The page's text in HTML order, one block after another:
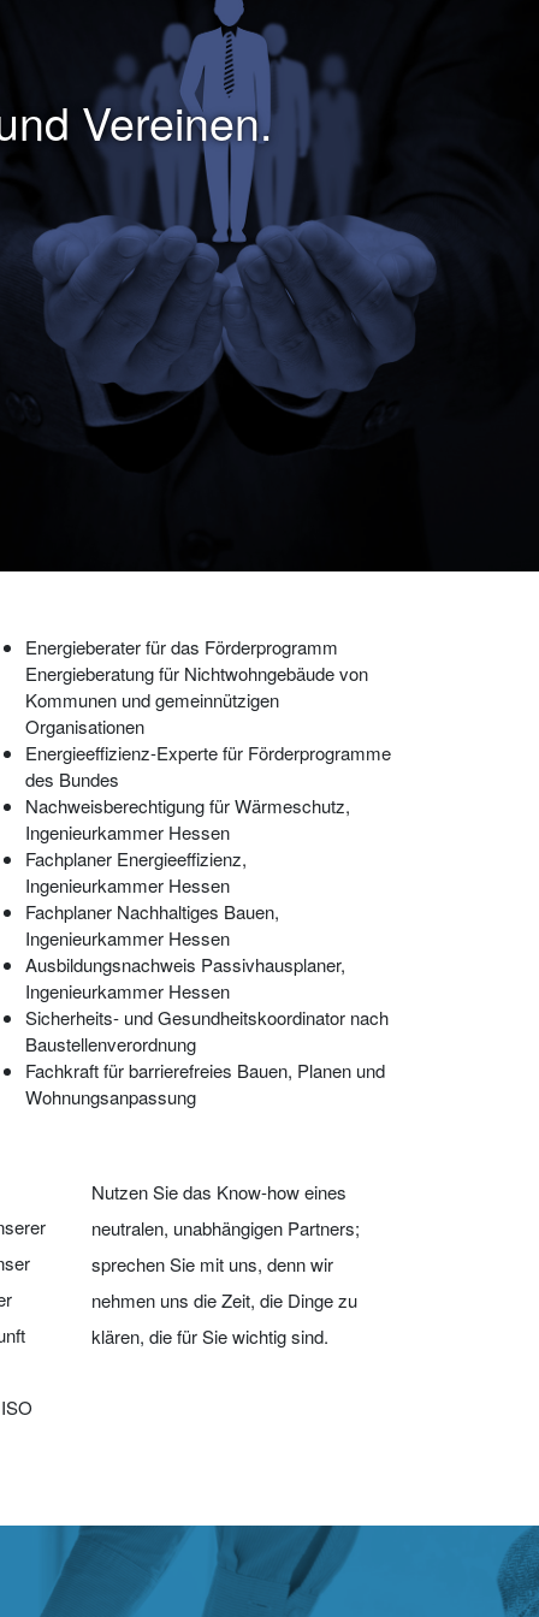
Vereinen.
Energieberater für das Förderprogramm
Energieberatung für Nichtwohngebäude von
Kommunen und gemeinnützigen
Organisationen
Energieeffizienz-Experte für Förderprogramme
des Bundes
Nachweisberechtigung für Wärmeschutz,
Ingenieurkammer Hessen
Fachplaner Energieeffizienz,
Ingenieurkammer Hessen
Fachplaner Nachhaltiges Bauen,
Ingenieurkammer Hessen
Ausbildungsnachweis Passivhausplaner,
Ingenieurkammer Hessen
Sicherheits- und Gesundheitskoordinator nach
Baustellenverordnung
Fachkraft für barrierefreies Bauen, Planen und
Wohnungsanpassung
Nutzen Sie das Know-how eines
neutralen, unabhängigen Partners;
sprechen Sie mit uns, denn wir
nehmen uns die Zeit, die Dinge zu
klären, die für Sie wichtig sind.